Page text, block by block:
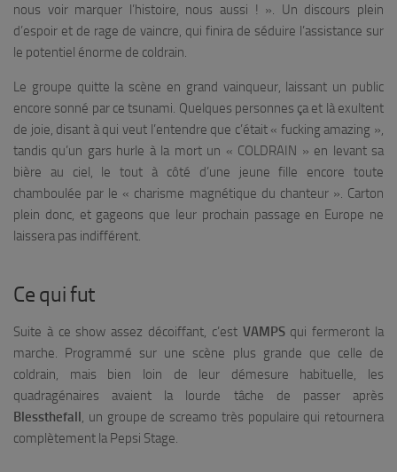
nous voir marquer l’histoire, nous aussi ! ». Un discours plein
d’espoir et de rage de vaincre, qui finira de séduire l’assistance sur
le potentiel énorme de coldrain.
Le groupe quitte la scène en grand vainqueur, laissant un public
encore sonné par ce tsunami. Quelques personnes ça et là exultent
de joie, disant à qui veut l’entendre que c’était « fucking amazing »,
tandis qu’un gars hurle à la mort un « COLDRAIN » en levant sa
bière au ciel, le tout à côté d’une jeune fille encore toute
chamboulée par le « charisme magnétique du chanteur ». Carton
plein donc, et gageons que leur prochain passage en Europe ne
laissera pas indifférent.
Ce qui fut
Suite à ce show assez décoiffant, c’est VAMPSqui fermeront la
marche. Programmé sur une scène plus grande que celle de
coldrain, mais bien loin de leur démesure habituelle, les
quadragénaires avaient la lourde tâche de passer après
Blessthefall, un groupe de screamo très populaire qui retournera
complètement la Pepsi Stage.